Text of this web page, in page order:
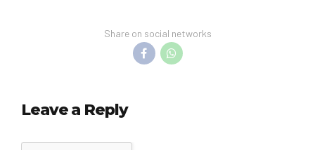
Share on social networks
Leave a Reply